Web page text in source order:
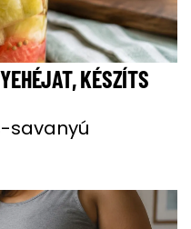
KÉSZÍTS
savanyú